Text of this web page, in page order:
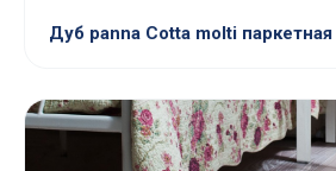
Дуб panna Cotta molti